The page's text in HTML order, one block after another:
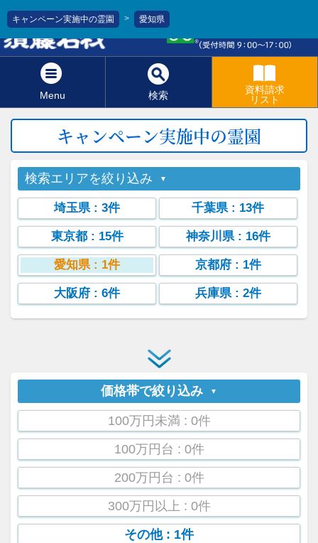
Menu 検索
資料請求
リスト
キャンペーン実施中の霊園 > 愛知県
キャンペーン実施中の霊園
検索エリアを絞り込み
埼玉県: 3件 千葉県: 13件
東京都: 15件 神奈川県: 16件
愛知県 : 1件 京都府: 1件
大阪府 : 6件 兵庫県: 2件
価格帯で絞り込み
100万円未満 : 0件
100万円台 : 0件
200万円台 : 0件
300万円以上 : 0件
その他 : 1件